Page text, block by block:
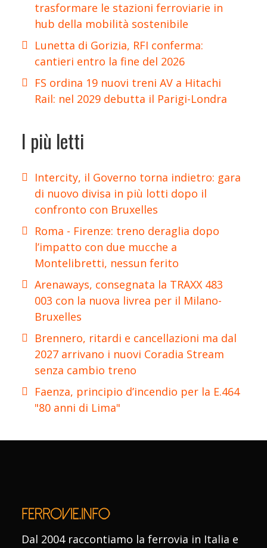
trasformare le stazioni ferroviarie in
hub della mobilità sostenibile
Lunetta di Gorizia, RFI conferma:
cantieri entro la fine del 2026
FS ordina 19 nuovi treni AV a Hitachi
Rail: nel 2029 debutta il Parigi-Londra
I più letti
Intercity, il Governo torna indietro: gara
di nuovo divisa in più lotti dopo il
confronto con Bruxelles
Roma - Firenze: treno deraglia dopo
l’impatto con due mucche a
Montelibretti, nessun ferito
Arenaways, consegnata la TRAXX 483
003 con la nuova livrea per il Milano-
Bruxelles
Brennero, ritardi e cancellazioni ma dal
2027 arrivano i nuovi Coradia Stream
senza cambio treno
Faenza, principio d’incendio per la E.464
"80 anni di Lima"
Dal 2004 raccontiamo la ferrovia in Italia e